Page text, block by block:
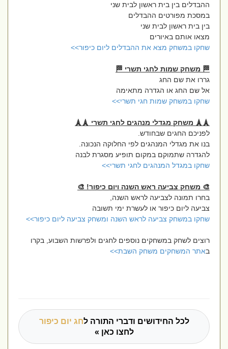
ההבדלים בין בית ראשון לבית שני
במסכת מפורטים ההבדלים
בין בית ראשון לבית שני
מצאו אותם באיורים
שחקו במשחק מצא את ההבדלים ליום כיפור>>
🏁 משחק שמות לחגי תשרי 🏁
גררו את שם החג
אל שם החג או הגדרה מתאימה
שחקו במשחק שמות חגי תשרי>>
🗼🗼 משחק מגדלי מנהגים לחגי תשרי 🗼🗼
לפניכם החגים שבחודש.
בנו את מגדלי המנהגים לפי החלוקה הנכונה.
להגדרה שתמוקם במקום תופיע מסגרת לבנה
שחקו במגדל המנהגים לחגי תשרי>>
🎨 משחק צביעה ראש השנה ויום כיפור! 🎨
בחרו תמונה לצביעה לראש השנה,
צביעה ליום כיפור או לעשרת ימי תשובה
שחקו במשחק צביעה לראש השנה ומשחק צביעה ליום כיפור>>
רוצים לשחק במשחקים נוספים לחגים ולפרשות השבוע, בקרו
אתר המשחקים משחק השבת>>
לכל החידושים ודברי התורה לחג יום כיפור
לחצו כאן »